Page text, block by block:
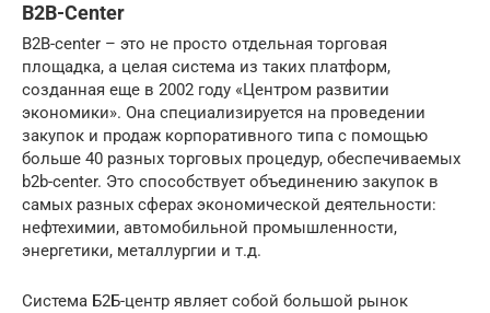
B2B-Center
B2B-сenter – это не просто отдельная торговая
площадка, а целая система из таких платформ,
созданная еще в 2002 году «Центром развитии
экономики». Она специализируется на проведении
закупок и продаж корпоративного типа с помощью
больше 40 разных торговых процедур, обеспечиваемых
b2b-center. Это способствует объединению закупок в
самых разных сферах экономической деятельности:
нефтехимии, автомобильной промышленности,
энергетики, металлургии и т.д.
Система Б2Б-центр являет собой большой рынок